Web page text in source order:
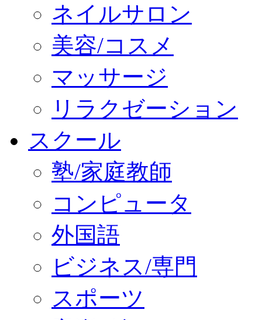
ネイルサロン
美容/コスメ
マッサージ
リラクゼーション
スクール
塾/家庭教師
コンピュータ
外国語
ビジネス/専門
スポーツ